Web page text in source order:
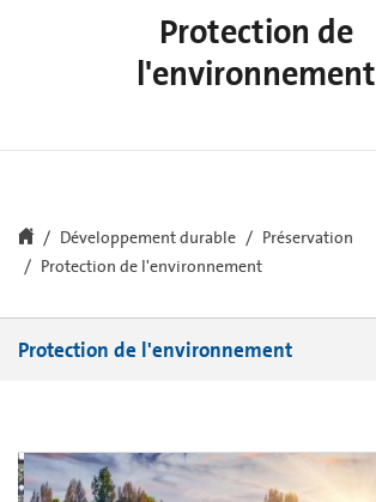
Protection de
l'environnement
Développement durable
Préservation
Protection de l'environnement
Protection de l'environnement
Systèmes de gestion de l'environnement